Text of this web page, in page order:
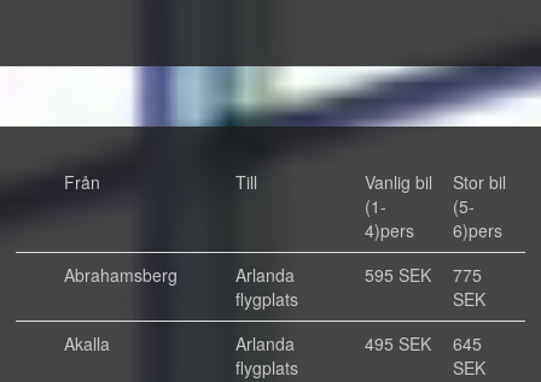
Från Till
Vanlig bil
(1-
4)pers
Stor bil
(5-
6)pers
Abrahamsberg
Arlanda
flygplats
595 SEK
775
SEK
Akalla
Arlanda
flygplats
495 SEK
645
SEK